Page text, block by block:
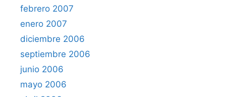
febrero 2007
enero 2007
diciembre 2006
septiembre 2006
junio 2006
mayo 2006